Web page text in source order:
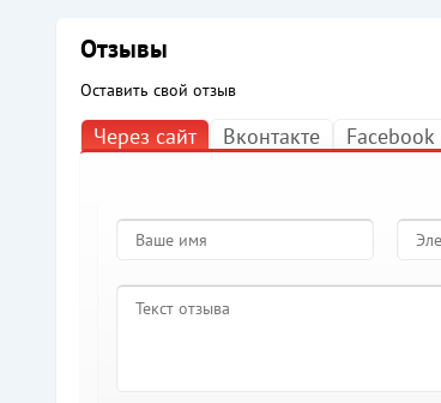
Отзывы
Оставить свой отзыв
Через сайт Вконтакте Facebook